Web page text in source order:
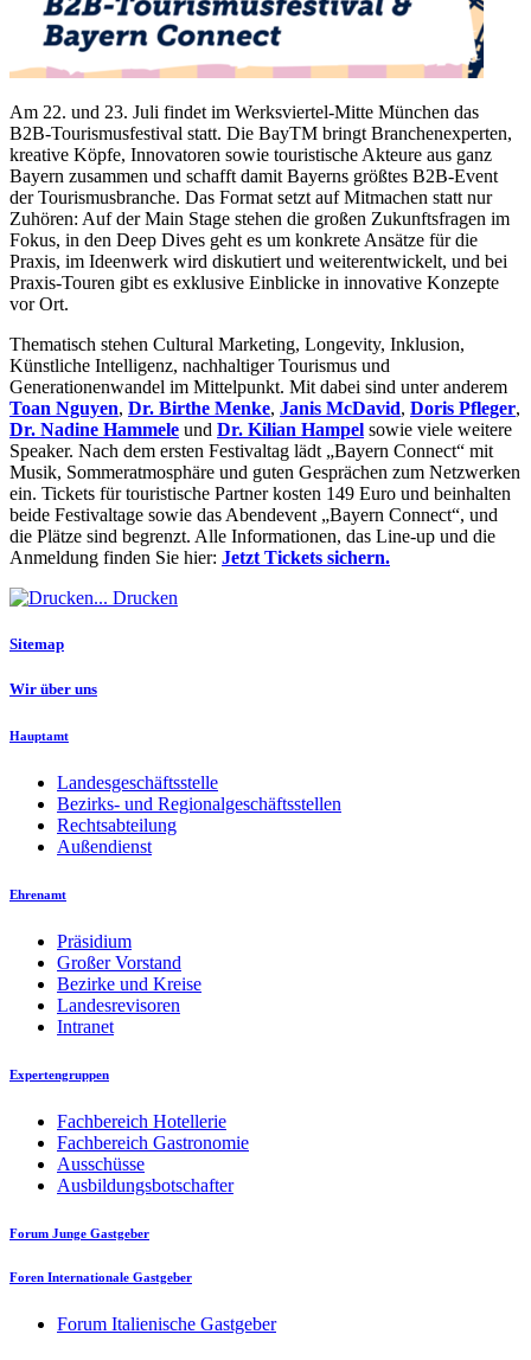
Am 22. und 23. Juli findet im Werksviertel-Mitte München das
B2B-Tourismusfestival statt. Die BayTM bringt Branchenexperten,
kreative Köpfe, Innovatoren sowie touristische Akteure aus ganz
Bayern zusammen und schafft damit Bayerns größtes B2B-Event
der Tourismusbranche. Das Format setzt auf Mitmachen statt nur
Zuhören: Auf der Main Stage stehen die großen Zukunftsfragen im
Fokus, in den Deep Dives geht es um konkrete Ansätze für die
Praxis, im Ideenwerk wird diskutiert und weiterentwickelt, und bei
Praxis-Touren gibt es exklusive Einblicke in innovative Konzepte
vor Ort.
Thematisch stehen Cultural Marketing, Longevity, Inklusion,
Künstliche Intelligenz, nachhaltiger Tourismus und
Generationenwandel im Mittelpunkt. Mit dabei sind unter anderem
Toan Nguyen, Dr. Birthe Menke, Janis McDavid, Doris Pfleger,
Dr. Nadine Hammele und Dr. Kilian Hampel sowie viele weitere
Speaker. Nach dem ersten Festivaltag lädt „Bayern Connect“ mit
Musik, Sommeratmosphäre und guten Gesprächen zum Netzwerken
ein. Tickets für touristische Partner kosten 149 Euro und beinhalten
beide Festivaltage sowie das Abendevent „Bayern Connect“, und
die Plätze sind begrenzt. Alle Informationen, das Line-up und die
Anmeldung finden Sie hier: Jetzt Tickets sichern.
Drucken
Sitemap
Wir über uns
Hauptamt
Landesgeschäftsstelle
Bezirks- und Regionalgeschäftsstellen
Rechtsabteilung
Außendienst
Ehrenamt
Präsidium
Großer Vorstand
Bezirke und Kreise
Landesrevisoren
Intranet
Expertengruppen
Fachbereich Hotellerie
Fachbereich Gastronomie
Ausschüsse
Ausbildungsbotschafter
Forum Junge Gastgeber
Foren Internationale Gastgeber
Forum Italienische Gastgeber